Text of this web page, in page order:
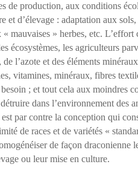
de production, aux conditions
et d’élevage : adaptation aux
mauvaises » herbes, etc. L’effort
écosystèmes, les agriculteurs
l’azote et des éléments
vitamines, minéraux, fibres
; et tout cela aux moindres
dans l’environnement des
par contre la conception qui
de races et de variétés «
de façon draconienne
ou leur mise en culture.